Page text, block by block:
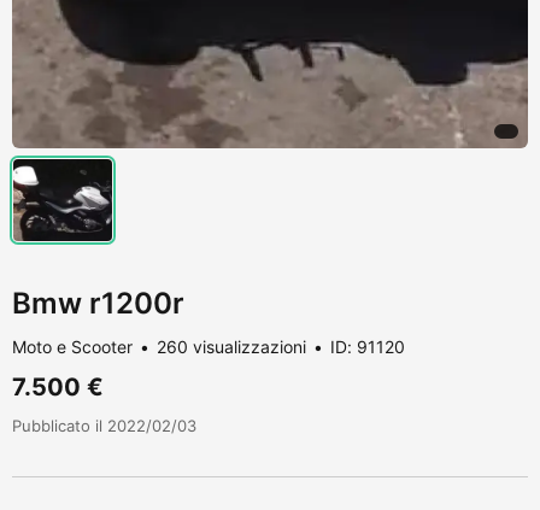
Bmw r1200r
Moto e Scooter 260 visualizzazioni ID: 91120
7.500 €
Pubblicato il 2022/02/03